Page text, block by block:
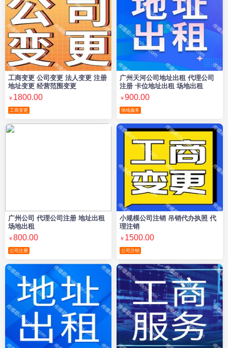
工商变更 公司变更 法人变更 注册
地址变更 经营范围变更
￥ 1800.00
工商变更
广州天河公司地址出租 代理公司
注册 卡位地址出租 场地出租
￥900.00
场地服务
广州公司 代理公司注册 地址出租
场地出租
￥800.00
公司注册
小规模公司注销 吊销代办执照 代
理注销
￥ 1500.00
公司注销